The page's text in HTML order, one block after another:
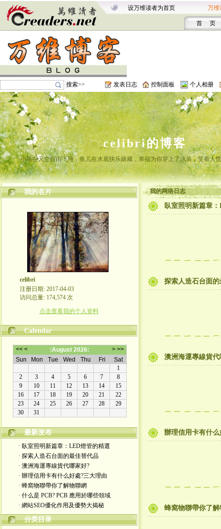
设万维读者为首页 万维
首 页
搜索>> 发表日志 控制面板 个人相册
celibri的博客
小鸟在天空自由飞翔，鱼儿在水底快乐嬉藏，幸福为你穿上了泳装，笑看人
我的名片
celibri
注册日期: 2017-04-03
访问总量: 174,574 次
点击查看我的个人资料
Calendar
最新发布
· 臥室照明新篇章：LED燈管的精選
· 探索人造石台面的最佳替代品
· 澳洲海運專線貨代哪家好?
· 辦理信用卡有什么好處?三大理由
· 蜂窩物聯帶你了解物聯網
· 什么是 PCB? PCB 應用於哪些領域
· 網站SEO優化作用及優勢大揭秘
分类目录
我的网络日志
臥室照明新篇章
探索人造石台面
澳洲海運專線貨代
辦理信用卡有什
蜂窩物聯帶你了